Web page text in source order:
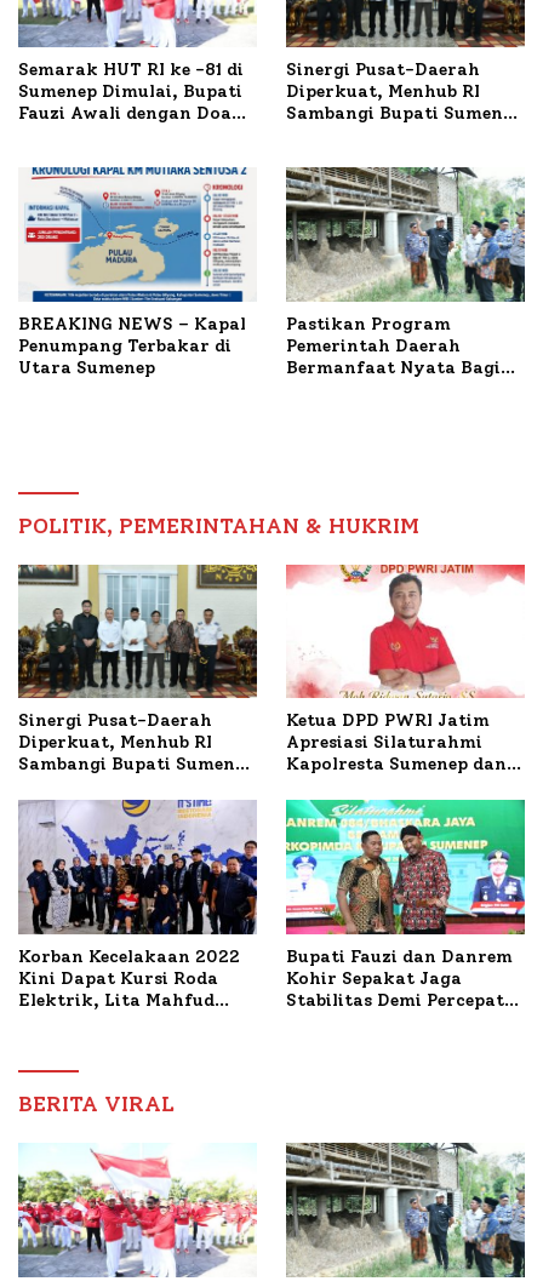
Semarak HUT RI ke -81 di
Sumenep Dimulai, Bupati
Fauzi Awali dengan Doa
Sinergi Pusat-Daerah
Diperkuat, Menhub RI
Sambangi Bupati Sumenep
BREAKING NEWS – Kapal
Penumpang Terbakar di
Utara Sumenep
Pastikan Program
Pemerintah Daerah
Bermanfaat Nyata Bagi
POLITIK, PEMERINTAHAN & HUKRIM
Sinergi Pusat-Daerah
Diperkuat, Menhub RI
Sambangi Bupati Sumenep
Mutiara Sentosa II
Ketua DPD PWRI Jatim
Apresiasi Silaturahmi
Kapolresta Sumenep dan
Ideal Polri-Pers
Korban Kecelakaan 2022
Kini Dapat Kursi Roda
Elektrik, Lita Mahfud
Nabil
Bupati Fauzi dan Danrem
Kohir Sepakat Jaga
Stabilitas Demi Percepat
BERITA VIRAL